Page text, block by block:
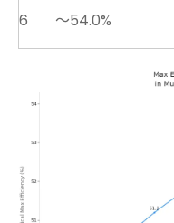
6 〜54.0%